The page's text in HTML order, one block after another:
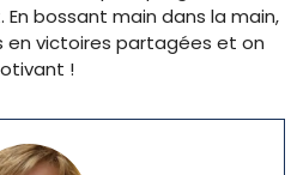
bossant main dans la main,
en victoires partagées et on
!